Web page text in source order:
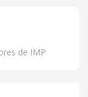
de IMP